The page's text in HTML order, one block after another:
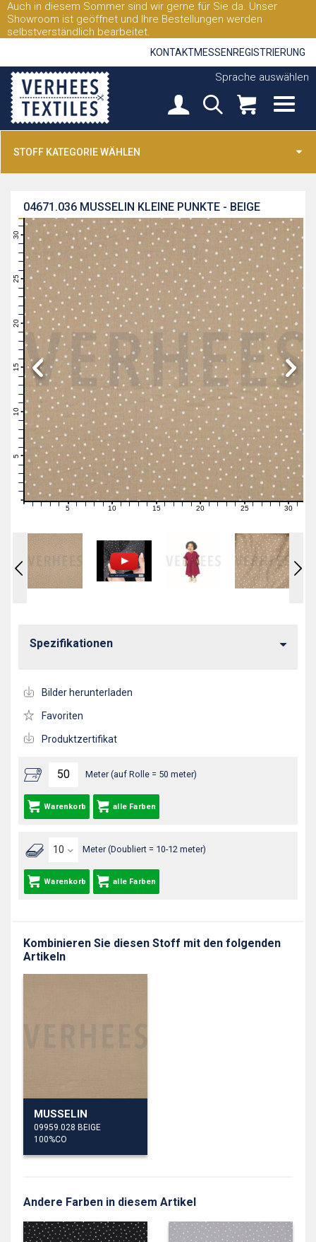
Auch in diesem Sommer sind wir gerne für Sie da. Unser
Showroom ist geöffnet und Ihre Bestellungen werden
selbstverständlich bearbeitet.
KONTAKTMESSEN REGISTRIERUNG
Sprache auswählen
STOFF KATEGORIE WÄHLEN
MUSSELIN KLEINE PUNKTE - BEIGE
04671.036
2
9
10
11
16
18
19
21
23
25
26
30
31
1 2 3 4 6 7 89 11121314 16171819 20 21222324 25 26272829 30 31
Meter (auf Rolle = 50 meter)
Warenkorb alle Farben
Meter (Doubliert = 10-12 meter)
Warenkorb alle Farben
Spezifikationen
Bilder herunterladen
Favoriten
Produktzertifikat
Kombinieren Sie diesen Stoff mit den folgenden
Artikeln
MUSSELIN
09959.028 BEIGE
100%CO
Andere Farben in diesem Artikel